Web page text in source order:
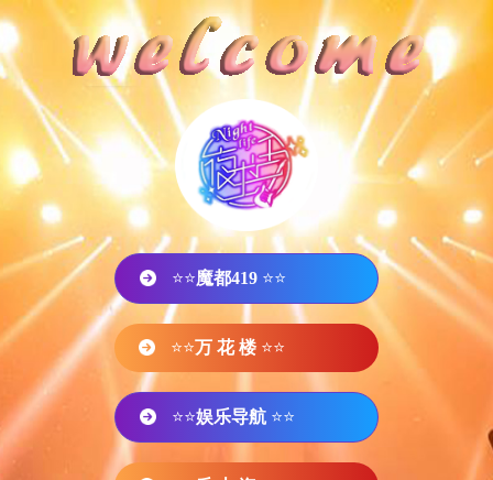
⭐⭐魔都419 ⭐⭐
⭐⭐万 花 楼 ⭐⭐
⭐⭐娱乐导航 ⭐⭐